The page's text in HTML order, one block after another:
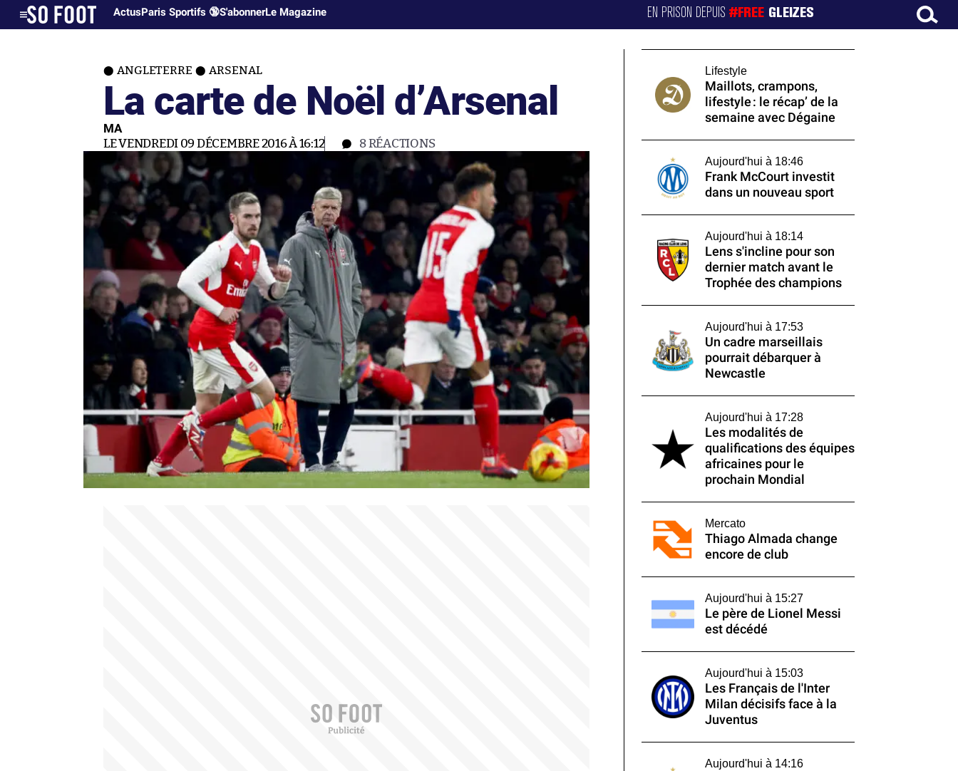
ActusParis Sportifs 🔞S'abonnerLe Magazine EN PRISON DEPUIS#FREE GLEIZES
ANGLETERRE ARSENAL
La carte de Noël d’Arsenal
MA
LE VENDREDI 09 DÉCEMBRE 2016 À 16:12 8RÉACTIONS
Lifestyle
Maillots, crampons,
lifestyle : le récap’ de la
semaine avec Dégaine
Aujourd'hui à 18:46
Frank McCourt investit
dans un nouveau sport
Aujourd'hui à 18:14
Lens s'incline pour son
dernier match avant le
Trophée des champions
Aujourd'hui à 17:53
Un cadre marseillais
pourrait débarquer à
Newcastle
Aujourd'hui à 17:28
Les modalités de
qualifications des équipes
africaines pour le
prochain Mondial
Mercato
Thiago Almada change
encore de club
Aujourd'hui à 15:27
Le père de Lionel Messi
est décédé
Aujourd'hui à 15:03
Les Français de l'Inter
Milan décisifs face à la
Juventus
Aujourd'hui à 14:16